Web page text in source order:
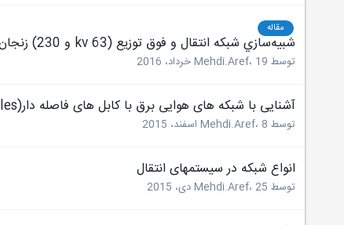
مقاله
شبيه‌سازي شبكه انتقال و فوق توزيع (kv 63 و 230) زنجان
توسط Mehdi.Aref، 19 خرداد، 2016
آشنایی با شبکه های هوایی برق با کابل های فاصله دار(Space Cables)
توسط Mehdi.Aref، 8 اسفند، 2015
انواع شبکه در سیستمهای انتقال
توسط Mehdi.Aref،25 دی، 2015